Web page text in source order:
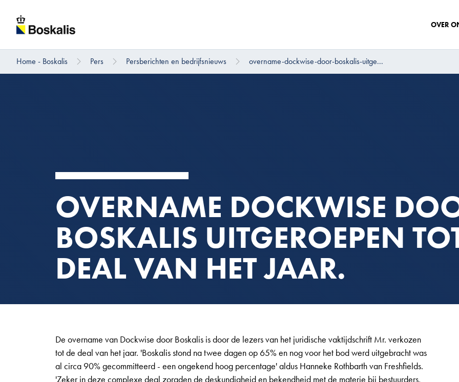
OVER
Home - Boskalis Pers Persberichten en bedrijfsnieuws overname-dockwise-door-boskalis-uitge...
OVERNAME DOCKWISE
BOSKALIS UITGEROEPEN
DEAL VAN HET JAAR.
De overname van Dockwise door Boskalis is door de lezers van het juridische vaktijdschrift Mr. verkozen
tot de deal van het jaar. 'Boskalis stond na twee dagen op 65% en nog voor het bod werd uitgebracht was
al circa 90% gecommitteerd - een ongekend hoog percentage' aldus Hanneke Rothbarth van Freshfields.
'Zeker in deze complexe deal zorgden de deskundigheid en bekendheid met de materie bij bestuurders,